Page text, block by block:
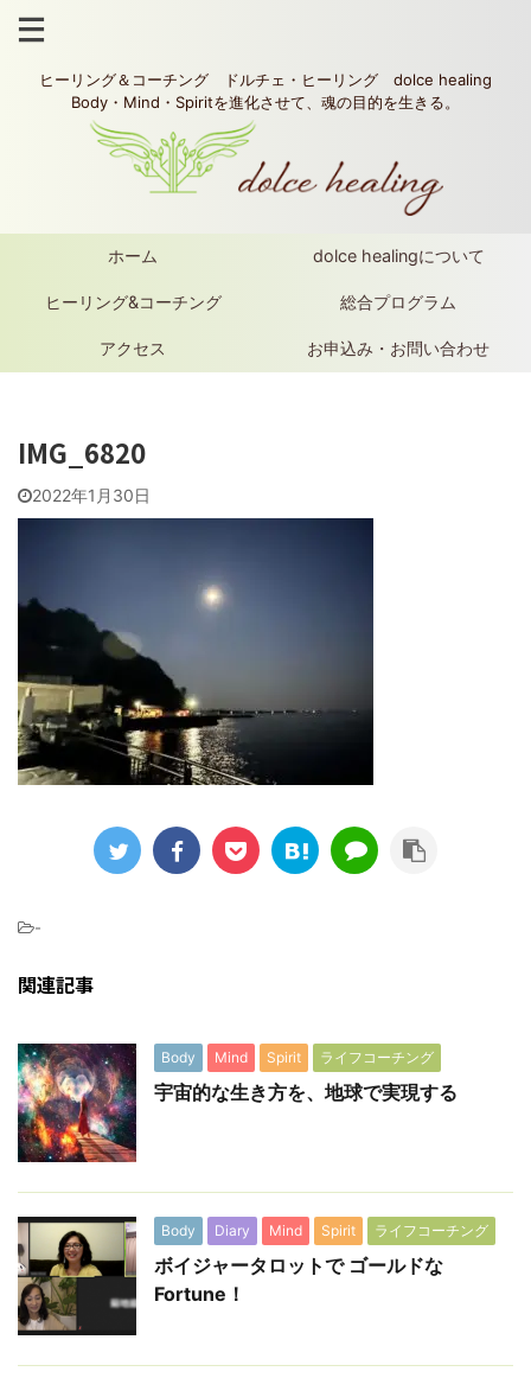
ヒーリング＆コーチング ドルチェ・ヒーリング dolce healing
Body・Mind・Spiritを進化させて、魂の目的を生きる。
ホーム dolce healingについて
ヒーリング&コーチング 総合プログラム
アクセス お申込み・お問い合わせ
IMG_6820
2022年1月30日
-
関連記事
Body Mind Spirit ライフコーチング
宇宙的な生き方を、地球で実現する
Body Diary Mind Spirit ライフコーチング
ボイジャータロットで ゴールドな
Fortune！